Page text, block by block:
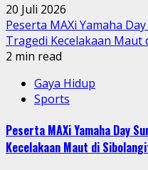
20 Juli 2026
Peserta MAXi Yamaha
Tragedi Kecelakaan Maut
2 min read
Gaya Hidup
Sports
Peserta MAXi Yamaha Day
Kecelakaan Maut di